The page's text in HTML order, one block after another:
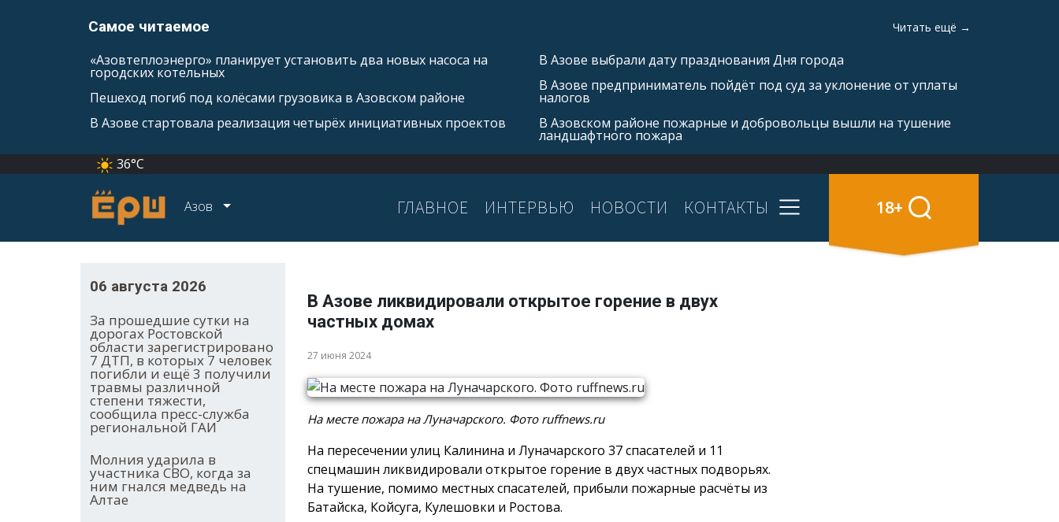
Самое читаемое Читать ещё →
«Азовтеплоэнерго» планирует установить два новых насоса на
городских котельных
Пешеход погиб под колёсами грузовика в Азовском районе
В Азове стартовала реализация четырёх инициативных проектов
В Азове выбрали дату празднования Дня города
В Азове предприниматель пойдёт под суд за уклонение от уплаты
налогов
В Азовском районе пожарные и добровольцы вышли на тушение
ландшафтного пожара
36°C
Азов ГЛАВНОЕ ИНТЕРВЬЮ НОВОСТИ КОНТАКТЫ 18+
06 августа 2026
За прошедшие сутки на
дорогах Ростовской
области зарегистрировано
7 ДТП, в которых 7 человек
погибли и ещё 3 получили
травмы различной
степени тяжести,
сообщила пресс-служба
региональной ГАИ
Молния ударила в
участника СВО, когда за
ним гнался медведь на
Алтае
В Азове ликвидировали открытое горение в двух
частных домах
27 июня 2024
На месте пожара на Луначарского. Фото ruffnews.ru
На пересечении улиц Калинина и Луначарского 37 спасателей и 11
спецмашин ликвидировали открытое горение в двух частных подворьях.
На тушение, помимо местных спасателей, прибыли пожарные расчёты из
Батайска, Койсуга, Кулешовки и Ростова.